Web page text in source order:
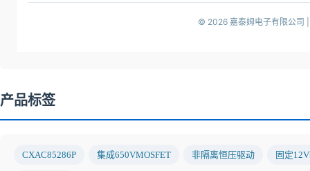
© 2026 嘉泰姆电子有限公司
产品标签
CXAC85286P 集成650VMOSFET 非隔离恒压驱动 固定